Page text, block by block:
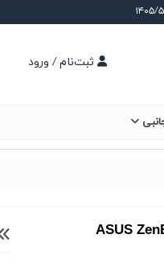
ثبت‌نام / ورود
ASUS